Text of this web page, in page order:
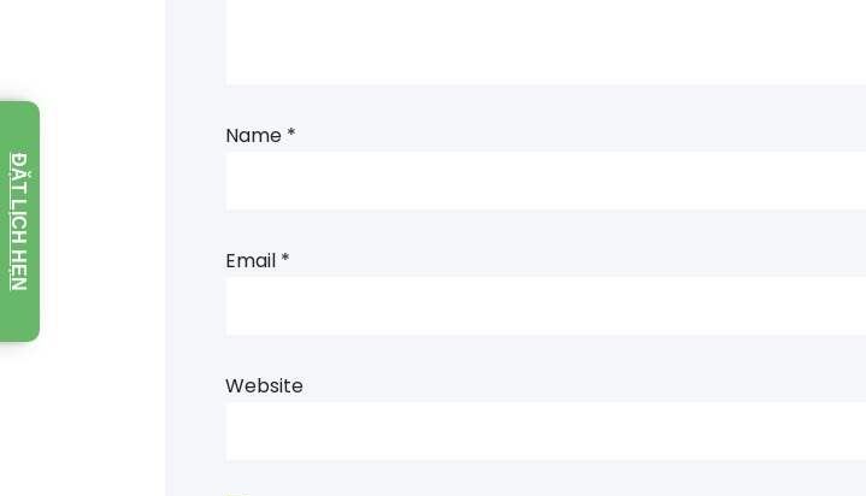
Name *
Email *
Website
ĐẶT LỊCH HẸN